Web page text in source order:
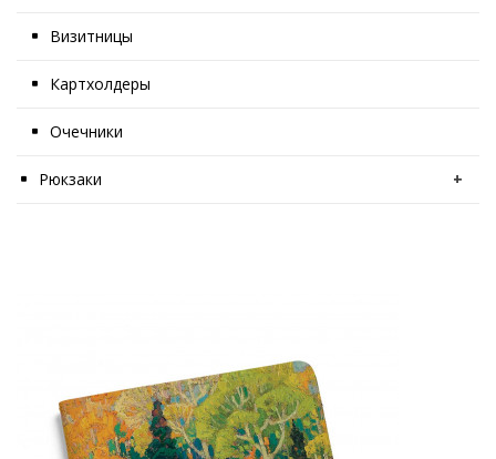
Визитницы
Картхолдеры
Очечники
Рюкзаки +